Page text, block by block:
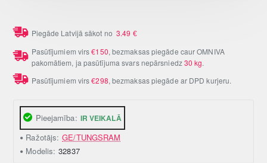
Pieejamība: IR VEIKALĀ
Ražotājs: GE/TUNGSRAM
Modelis: 32837
Piegāde Latvijā sākot no3.49 €
Pasūtījumiem virs€150, bezmaksas piegāde caur OMNIVA
pakomātiem, ja pasūtījuma svars nepārsniedz30 kg.
Pasūtījumiem virs€298, bezmaksas piegāde ar DPD kurjeru.